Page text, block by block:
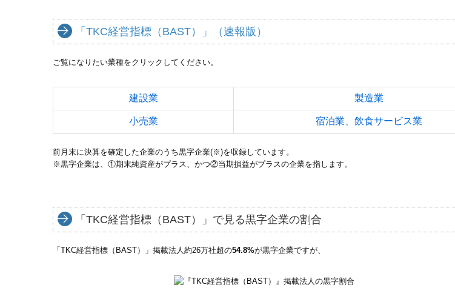
「TKC経営指標（BAST）」（速報版）
ご覧になりたい業種をクリックしてください。
建設業 製造業
小売業 宿泊業、飲食サービス業
前月末に決算を確定した企業のうち黒字企業(※)を収録しています。
※黒字企業は、①期末純資産がプラス、かつ②当期損益がプラスの企業を指します。
「TKC経営指標（BAST）」で見る黒字企業の割合
「TKC経営指標（BAST）」掲載法人約26万社超の54.8%が黒字企業ですが、